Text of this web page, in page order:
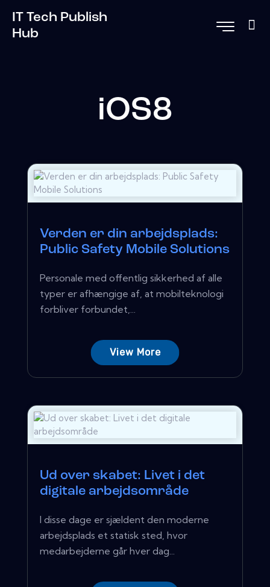
IT Tech Publish
Hub
iOS8
Verden er din arbejdsplads:
Public Safety Mobile Solutions
Personale med offentlig sikkerhed af alle
typer er afhængige af, at mobilteknologi
forbliver forbundet,...
View More
Ud over skabet: Livet i det
digitale arbejdsområde
I disse dage er sjældent den moderne
arbejdsplads et statisk sted, hvor
medarbejderne går hver dag...